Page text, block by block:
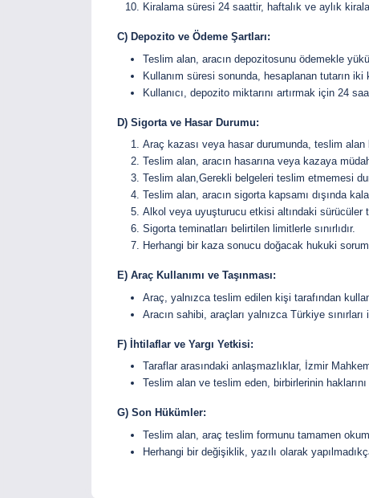
Kiralama süresi 24 saattir, haftalık ve aylık
C) Depozito ve Ödeme Şartları:
Teslim alan, aracın depozitosunu ödemekle
Kullanım süresi sonunda, hesaplanan tutarın
Kullanıcı, depozito miktarını artırmak için 24
D) Sigorta ve Hasar Durumu:
Araç kazası veya hasar durumunda, teslim
Teslim alan, aracın hasarına veya kazaya
Teslim alan,Gerekli belgeleri teslim etmemesi
Teslim alan, aracın sigorta kapsamı dışında
Alkol veya uyuşturucu etkisi altındaki sürücüler
Sigorta teminatları belirtilen limitlerle sınırlıdır.
Herhangi bir kaza sonucu doğacak hukuki
E) Araç Kullanımı ve Taşınması:
Araç, yalnızca teslim edilen kişi tarafından
Aracın sahibi, araçları yalnızca Türkiye
F) İhtilaflar ve Yargı Yetkisi:
Taraflar arasındaki anlaşmazlıklar, İzmir
Teslim alan ve teslim eden, birbirlerinin
G) Son Hükümler:
Teslim alan, araç teslim formunu tamamen
Herhangi bir değişiklik, yazılı olarak